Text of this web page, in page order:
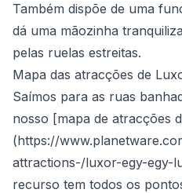
Também dispõe de uma
dá uma mãozinha
pelas ruelas estreitas.
Mapa das atracções de
Saímos para as ruas
nosso [mapa de atracções
(https://
attractions-/luxor-egy-egy-
recurso tem todos os